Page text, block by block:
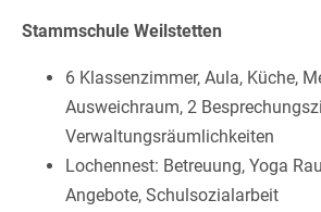
Stammschule Weilstetten
6 Klassenzimmer, Aula, Küche,
Ausweichraum, 2
Verwaltungsräumlichkeiten
Lochennest: Betreuung, Yoga
Angebote, Schulsozialarbeit